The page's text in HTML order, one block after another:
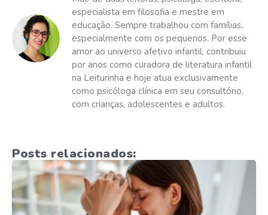
especialista em filosofia e mestre em
educação. Sempre trabalhou com famílias,
especialmente com os pequenos. Por esse
amor ao universo afetivo infantil, contribuiu
por anos como curadora de literatura infantil
na Leiturinha e hoje atua exclusivamente
como psicóloga clínica em seu consultório,
com crianças, adolescentes e adultos.
Posts relacionados: